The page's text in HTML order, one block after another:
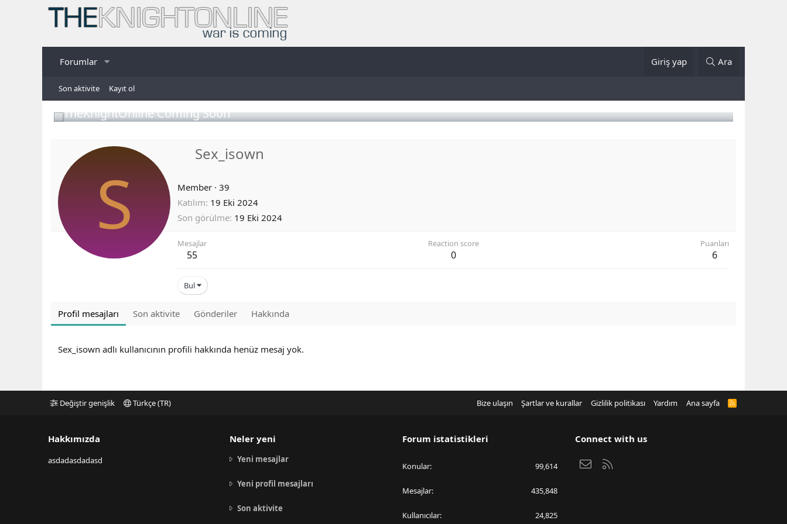
Forumlar Giriş yap Ara
Son aktivite Kayıt ol
TheKnightOnline Coming Soon
S
Sex_isown
Member · 39
Katılım 19 Eki 2024
Son görülme 19 Eki 2024
Mesajlar
55
Reaction score
0
Puanları
6
Bul
Profil mesajları Son aktivite Gönderiler Hakkında
Sex_isown adlı kullanıcının profili hakkında henüz mesaj yok.
Değiştir genişlik Türkçe (TR) Bize ulaşın Şartlar ve kurallar Gizlilik politikası Yardım Ana sayfa
R
Hakkımızda
asdadasdadasd
Neler yeni
Yeni mesajlar
Yeni profil mesajları
Son aktivite
Forum istatistikleri
Konular 99,614
Mesajlar 435,848
Kullanıcılar 24,825
Connect with us
Bize ulaşın